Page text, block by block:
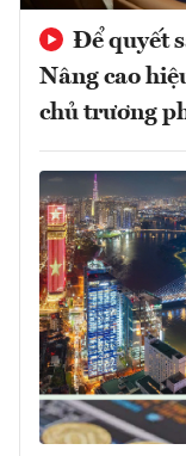
Để quyết
Nâng cao
chủ trương